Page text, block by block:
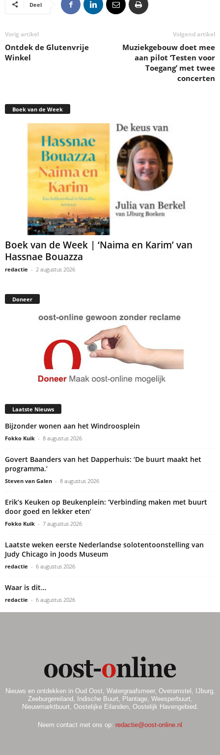
Deel
Vorig artikel
Ontdek de Glutenvrije
Winkel
Volgend artikel
Muziekgebouw doet mee
aan pilot ‘Testen voor
Toegang’ met twee
concerten
Boek van de Week
Boek van de Week | ‘Naima en Karim’ van
Hassnae Bouazza
redactie - 2 augustus 2026
Doneer
Laatste Nieuws
Bijzonder wonen aan het Windroosplein
Fokko Kuik - 8 augustus 2026
Govert Baanders van het Dapperhuis: ‘De buurt maakt het
programma.’
Steven van Galen - 8 augustus 2026
Erik’s Keuken op Beukenplein: ‘Verbinding maken met buurt
door goed en lekker eten’
Fokko Kuik - 7 augustus 2026
Laatste weken eerste Nederlandse solotentoonstelling van
Judy Chicago in Joods Museum
redactie - 6 augustus 2026
Waar is dit…
redactie - 6 augustus 2026
Nieuws en ontdekken in Oud Oost, Watergraafsmeer, Overamstel, IJburg,
Zeeburgereiland, Indische Buurt, Plantage, Weesperbuurt,
Nieuwmarktbuurt, Oostelijke Eilanden, Oostelijk Havengebied.
Neem contact met ons op: redactie@oost-online.nl